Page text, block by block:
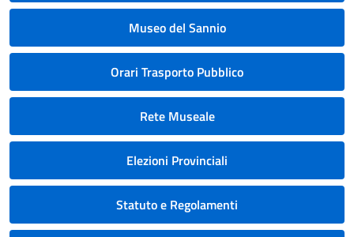
Museo del Sannio
Orari Trasporto Pubblico
Rete Museale
Elezioni Provinciali
Statuto e Regolamenti